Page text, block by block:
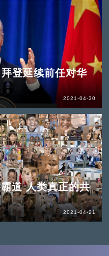
登延续前任对华
2021-04-30
道 人类真正的共
2021-04-21